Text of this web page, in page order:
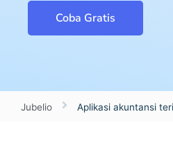
Coba Gratis
Jubelio Aplikasi akuntansi